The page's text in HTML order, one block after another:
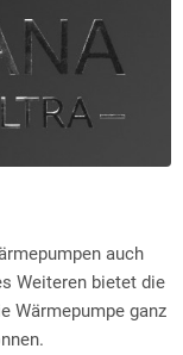
auch
Weiteren bietet die
Wärmepumpe ganz